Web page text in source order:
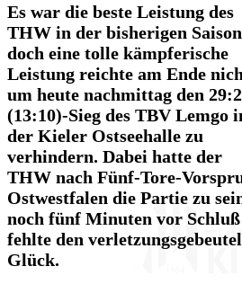
Es war die beste Leistung des
THW in der bisherigen
doch eine tolle kämpferische
Leistung reichte am Ende
um heute nachmittag den
(13:10)-Sieg des TBV Lemgo
der Kieler Ostseehalle zu
verhindern. Dabei hatte der
THW nach Fünf-Tore-
Ostwestfalen die Partie zu
noch fünf Minuten vor
fehlte den
Glück.